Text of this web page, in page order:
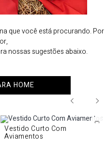
que você está procurando. Por
nossas sugestões abaixo.
HOME
Vestido Curto Com
Aviamentos